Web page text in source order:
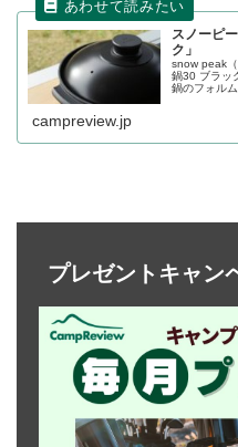
スノーピ
ク」
snow peak
鍋30 ブラッ
鍋のフォル
の鍋が、落
campreview.jp
プレゼントキャン